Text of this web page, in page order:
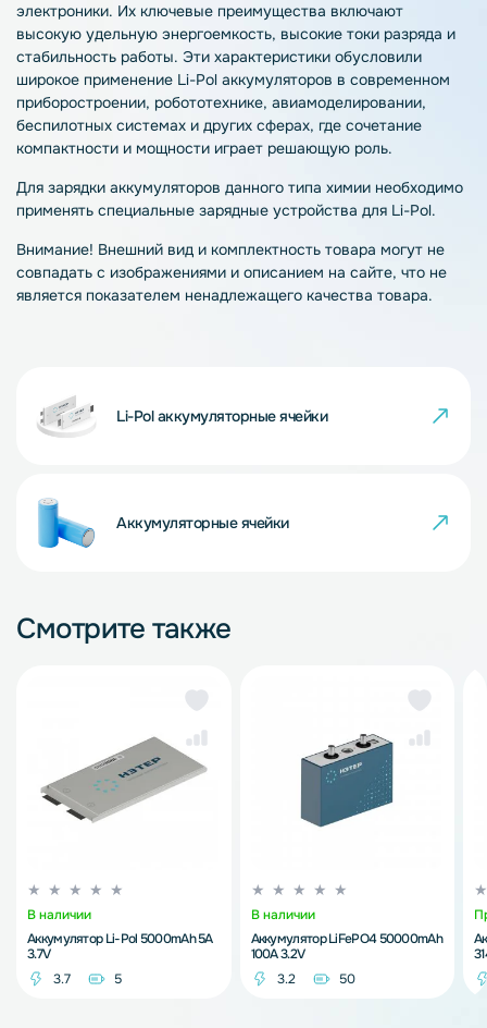
электроники. Их ключевые преимущества включают
высокую удельную энергоемкость, высокие токи разряда и
стабильность работы. Эти характеристики обусловили
широкое применение Li-Pol аккумуляторов в современном
приборостроении, робототехнике, авиамоделировании,
беспилотных системах и других сферах, где сочетание
компактности и мощности играет решающую роль.
Для зарядки аккумуляторов данного типа химии необходимо
применять специальные зарядные устройства для Li-Pol.
Внимание! Внешний вид и комплектность товара могут не
совпадать с изображениями и описанием на сайте, что не
является показателем ненадлежащего качества товара.
Li-Pol аккумуляторные ячейки
Аккумуляторные ячейки
Смотрите также
В наличии
Аккумулятор Li-Pol 5000mAh 5A
3.7V
3.7
5
В наличии
Аккумулятор LiFePO4 50000mAh
100A 3.2V
3.2
50